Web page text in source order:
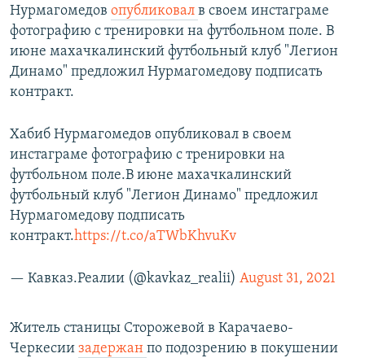
Нурмагомедов опубликовал в своем инстаграме
фотографию с тренировки на футбольном поле. В
июне махачкалинский футбольный клуб "Легион
Динамо" предложил Нурмагомедову подписать
контракт.
Хабиб Нурмагомедов опубликовал в своем
инстаграме фотографию с тренировки на
футбольном поле.В июне махачкалинский
футбольный клуб "Легион Динамо" предложил
Нурмагомедову подписать
контракт.https://t.co/aTWbKhvuKv
— Кавказ.Реалии (@kavkaz_realii) August 31, 2021
Житель станицы Сторожевой в Карачаево-
Черкесии задержан по подозрению в покушении